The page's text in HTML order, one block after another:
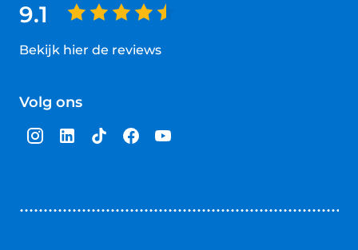
9.1
Bekijk hier de reviews
van
sterren
Volg ons